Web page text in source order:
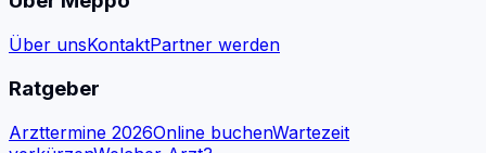
Über unsKontaktPartner werden
Ratgeber
Arzttermine 2026Online buchenWartezeit